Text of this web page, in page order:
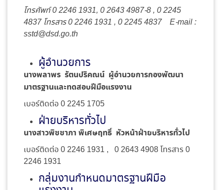
โทรศัพท์ 0 2246 1931, 0 2643 4987-8 , 0 2245
4837 โทรสาร 0 2246 1931 , 0 2245 4837 E-mail :
sstd@dsd.go.th
ผู้อำนวยการ
นางพลาพร รัตนปริคณน์ ผู้อำนวยการกองพัฒนา
มาตรฐานและทดสอบฝีมือแรงงาน
เบอร์ติดต่อ 0 2245 1705
ฝ่ายบริหารทั่วไป
นางสาวพิชชาภา พิเศษฤทธิ์ หัวหน้าฝ่ายบริหารทั่วไป
เบอร์ติดต่อ 0 2246 1931 , 0 2643 4908 โทรสาร 0
2246 1931
กลุ่มงานกำหนดมาตรฐานฝีมือ